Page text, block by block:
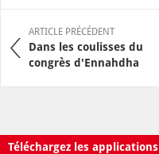
ARTICLE PRÉCÉDENT
Dans les coulisses du
congrès d'Ennahdha
Téléchargez les applications